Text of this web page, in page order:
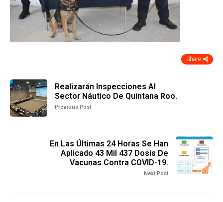
Share
Realizarán Inspecciones Al
Sector Náutico De Quintana Roo.
Previous Post
En Las Últimas 24 Horas Se Han
Aplicado 43 Mil 437 Dosis De
Vacunas Contra COVID-19.
Next Post